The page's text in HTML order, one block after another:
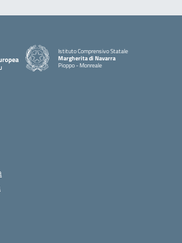
Istituto Comprensivo Statale
Margherita di Navarra
Pioppo - Monreale